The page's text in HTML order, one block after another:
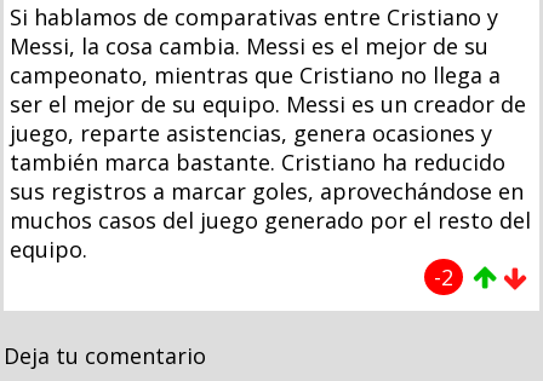
Si hablamos de comparativas entre Cristiano y
Messi, la cosa cambia. Messi es el mejor de su
campeonato, mientras que Cristiano no llega a
ser el mejor de su equipo. Messi es un creador de
juego, reparte asistencias, genera ocasiones y
también marca bastante. Cristiano ha reducido
sus registros a marcar goles, aprovechándose en
muchos casos del juego generado por el resto del
equipo.
-2
Deja tu comentario